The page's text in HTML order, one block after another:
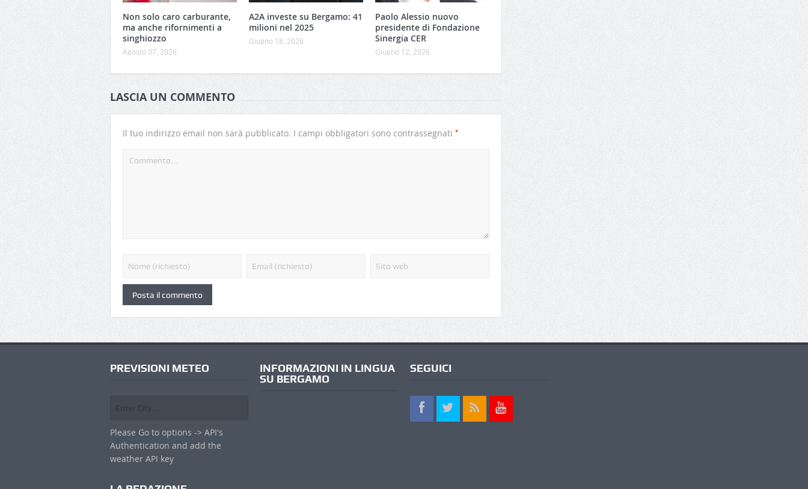
Non solo caro carburante,
ma anche rifornimenti a
singhiozzo
Agosto 07, 2026
A2A investe su Bergamo: 41
milioni nel 2025
Giugno 18, 2026
Paolo Alessio nuovo
presidente di Fondazione
Sinergia CER
Giugno 12, 2026
LASCIA UN COMMENTO
Il tuo indirizzo email non sarà pubblicato. I campi obbligatori sono contrassegnati *
PREVISIONI METEO
Please Go to options -> API's
Authentication and add the
weather API key
INFORMAZIONI IN LINGUA
SU BERGAMO
SEGUICI